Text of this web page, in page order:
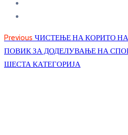
Previous ЧИСТЕЊЕ НА КОРИТО
ПОВИК ЗА ДОДЕЛУВАЊЕ НА
ШЕСТА КАТЕГОРИЈА